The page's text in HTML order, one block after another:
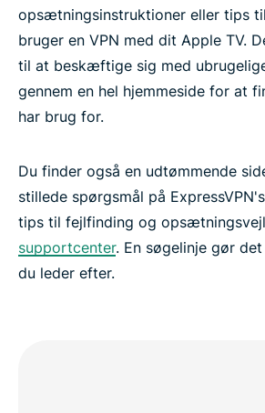
opsætningsinstruktioner eller tips
bruger en VPN med dit Apple TV.
til at beskæftige sig med
gennem en hel hjemmeside for at
har brug for.
Du finder også en udtømmende
stillede spørgsmål på
tips til fejlfinding og
supportcenter. En søgelinje gør
du leder efter.